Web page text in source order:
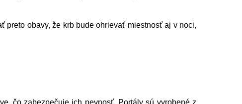
preto obavy, že krb bude ohrievať miestnosť aj v noci,
čo zabezpečuje ich pevnosť. Portály sú vyrobené z